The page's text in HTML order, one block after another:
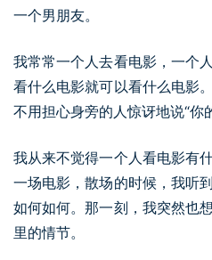
一个男朋友。
我常常一个人去看电影，一个
看什么电影就可以看什么电影
不用担心身旁的人惊讶地说“你
我从来不觉得一个人看电影有
一场电影，散场的时候，我听
如何如何。那一刻，我突然也
里的情节。